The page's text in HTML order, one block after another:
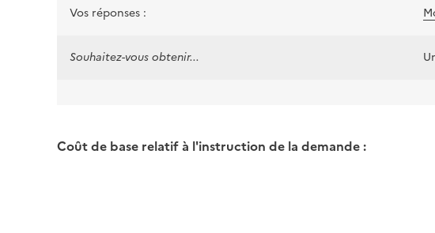
Vos réponses :
Souhaitez-vous obtenir...
Coût de base relatif à l'instruction de la demande :